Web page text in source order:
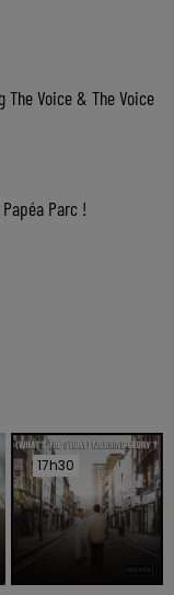
Voice & The Voice
Parc !
17h30
17h30